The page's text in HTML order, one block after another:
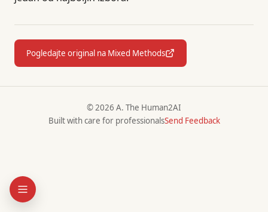
Pogledajte original na Mixed Methods
© 2026 A. The Human2AI
Built with care for professionalsSend Feedback